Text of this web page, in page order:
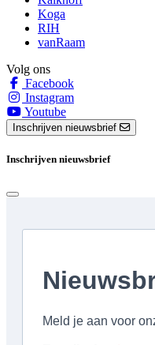
Koga
RIH
vanRaam
Volg ons
Facebook
Instagram
Youtube
Inschrijven nieuwsbrief
Inschrijven nieuwsbrief